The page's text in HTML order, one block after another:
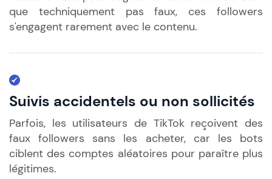
que techniquement pas faux, ces followers
s'engagent rarement avec le contenu.
Suivis accidentels ou non sollicités
Parfois, les utilisateurs de TikTok reçoivent des
faux followers sans les acheter, car les bots
ciblent des comptes aléatoires pour paraître plus
légitimes.